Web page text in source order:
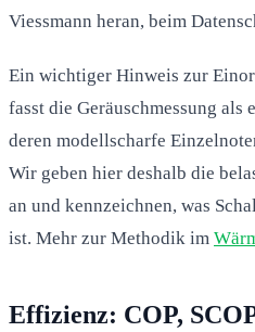
Viessmann heran, beim
Ein wichtiger Hinweis zur
fasst die Geräuschmessung als
deren modellscharfe
Wir geben hier deshalb die
an und kennzeichnen, was
ist. Mehr zur Methodik im
Effizienz: COP,